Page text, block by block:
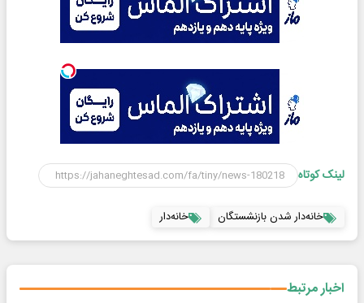
لینک کوتاه
خانه‌دار شدن بازنشستگان خانه‌دار
اخبار مرتبط